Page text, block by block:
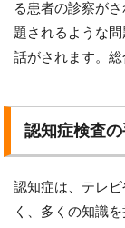
る患者の診察が
題されるような
話がされます。
認知症検査
認知症は、テレ
く、多くの知識